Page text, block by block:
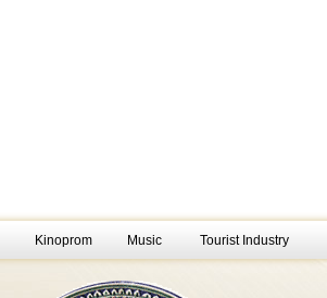
Kinoprom Music Tourist Industry